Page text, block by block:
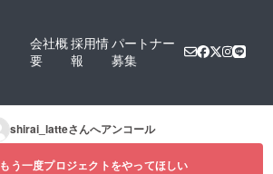
会社概
要
採用情
報
パートナー
募集
shirai_latteさんへアンコール
もう一度プロジェクトをやってほしい